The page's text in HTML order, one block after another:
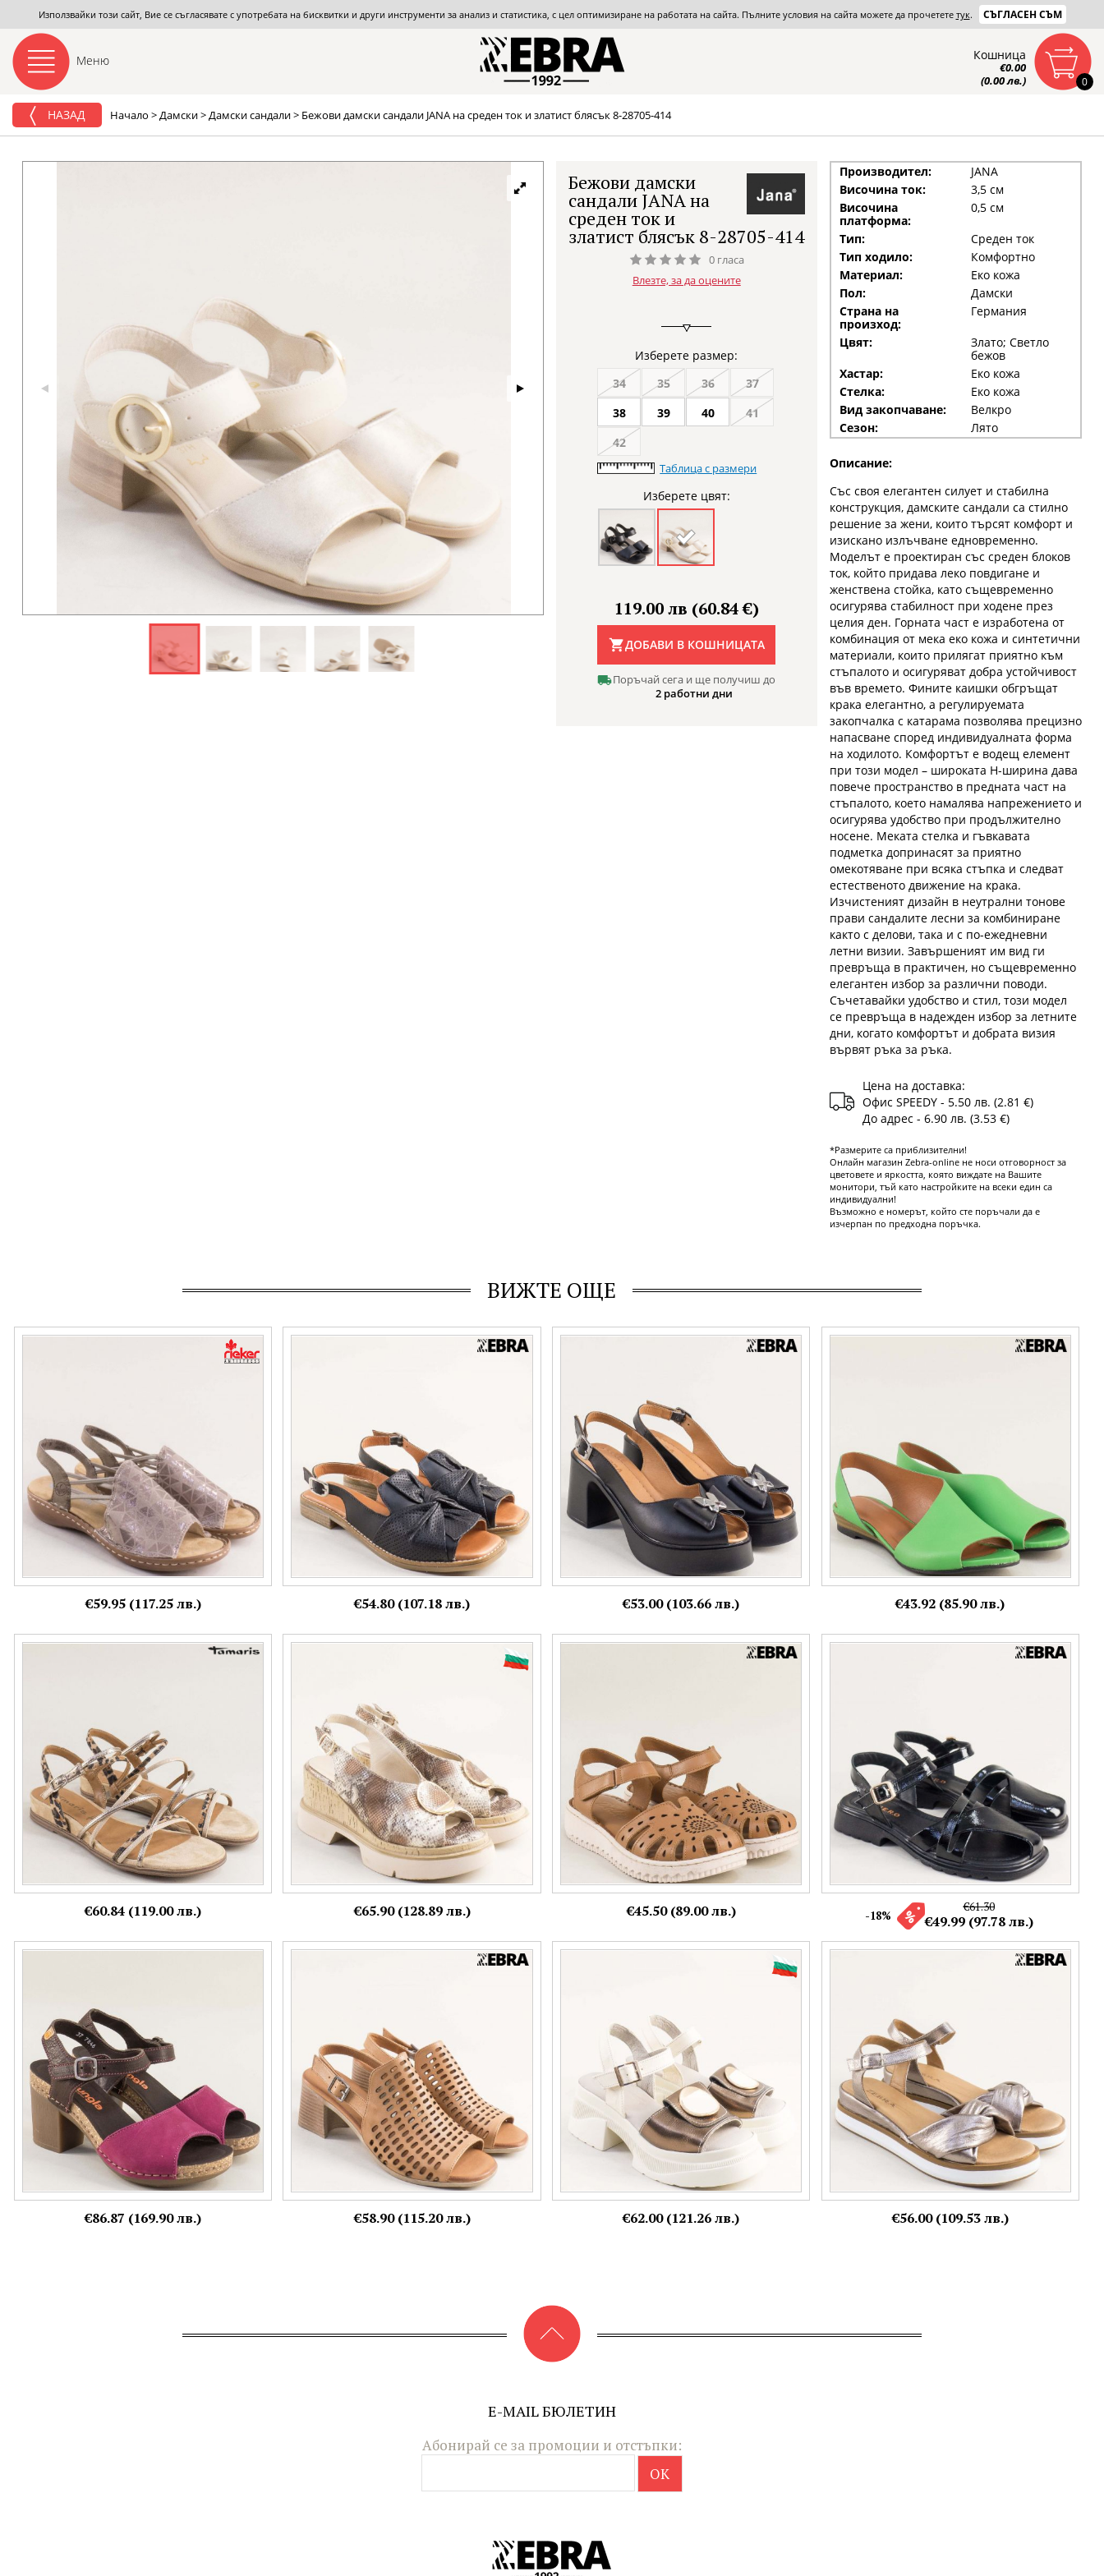
Използвайки този сайт, Вие се съгласявате с употребата на бисквитки и други инструменти за анализ и статистика, с цел оптимизиране на работата на сайта. Пълните условия на сайта можете да прочетете тук. СЪГЛАСЕН СЪМ
Меню
0
Кошница
€0.00
(0.00 лв.)
НАЗАД Начало >Дамски>Дамски сандали> Бежови дамски сандали JANA на среден ток и златист блясък 8-28705-414
Бежови дамски
сандали JANA на
среден ток и
златист блясък 8-28705-414
0 гласа
Влезте, за да оцените
Изберете размер:
34
35 36
37
38
39 40
41
42
Таблица с размери
Изберете цвят:
119.00 лв (60.84 €)
ДОБАВИ В КОШНИЦАТА
Поръчай сега и ще получиш до
2 работни дни
Производител:
JANA
Височина ток:
3,5 см
Височина
платформа:
0,5 см
Тип:
Среден ток
Тип ходило:
Комфортно
Материал:
Еко кожа
Пол:
Дамски
Страна на
произход:
Германия
Цвят:
Злато; Светло
бежов
Хастар:
Еко кожа
Стелка:
Еко кожа
Вид закопчаване:
Велкро
Сезон:
Лято
Описание:
Със своя елегантен силует и стабилна
конструкция, дамските сандали са стилно
решение за жени, които търсят комфорт и
изискано излъчване едновременно.
Моделът е проектиран със среден блоков
ток, който придава леко повдигане и
женствена стойка, като същевременно
осигурява стабилност при ходене през
целия ден. Горната част е изработена от
комбинация от мека еко кожа и синтетични
материали, които прилягат приятно към
стъпалото и осигуряват добра устойчивост
във времето. Фините каишки обгръщат
крака елегантно, а регулируемата
закопчалка с катарама позволява прецизно
напасване според индивидуалната форма
на ходилото. Комфортът е водещ елемент
при този модел – широката H-ширина дава
повече пространство в предната част на
стъпалото, което намалява напрежението и
осигурява удобство при продължително
носене. Меката стелка и гъвкавата
подметка допринасят за приятно
омекотяване при всяка стъпка и следват
естественото движение на крака.
Изчистеният дизайн в неутрални тонове
прави сандалите лесни за комбиниране
както с делови, така и с по-ежедневни
летни визии. Завършеният им вид ги
превръща в практичен, но същевременно
елегантен избор за различни поводи.
Съчетавайки удобство и стил, този модел
се превръща в надежден избор за летните
дни, когато комфортът и добрата визия
вървят ръка за ръка.
Цена на доставка:
Офис SPEEDY - 5.50 лв. (2.81 €)
До адрес - 6.90 лв. (3.53 €)
*Размерите са приблизителни!
Онлайн магазин Zebra-online не носи отговорност за
цветовете и яркостта, която виждате на Вашите
монитори, тъй като настройките на всеки един са
индивидуални!
Възможно е номерът, който сте поръчали да е
изчерпан по предходна поръчка.
ВИЖТЕ ОЩЕ
RIEKER дамски сандали на антистрес ходило
€59.95 (117.25 лв.)
+1
€54.80 (107.18 лв.)
Фешън дамски кожени сандали на висок ток
Номерация:
38,40
Още цветове:
€53.00 (103.66 лв.)
Зелени дамски сандали на равно ходило от
€43.92 (85.90 лв.)
TAMARIS дамски сандали с атрактивна визия
€60.84 (119.00 лв.)
Тренд дамски сандали на платформа със
38,39,40
Още цветове:
€65.90 (128.89 лв.)
Дамски сандали в кафява кожа на равно
€45.50 (89.00 лв.)
Дамски сандали в черен лак с атрактивна
-18%
€61.30
€49.99 (97.78 лв.)
39,40
€86.87 (169.90 лв.)
Фешън дамски сандали с модерна визия от
Още цветове:
€58.90 (115.20 лв.)
Бежови дамски кожени сандали с бронзова
каишка и метален орнамент 25101003brz
Още цветове:
+2
€62.00 (121.26 лв.)
Естествена кожа дамски сандали в цвят
Още цветове:
+2
€56.00 (109.53 лв.)
E-MAIL БЮЛЕТИН
Абонирай се за промоции и отстъпки: